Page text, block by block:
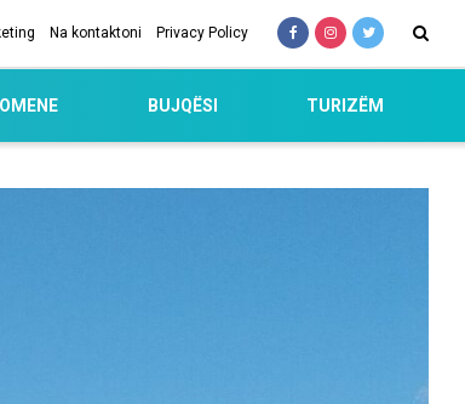
Na kontaktoni Privacy Policy
BUJQËSI TURIZËM